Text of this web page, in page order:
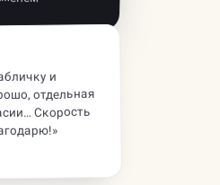
и
отдельная
Скорость